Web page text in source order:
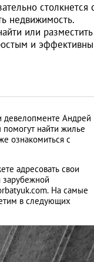
столкнется
недвижимость.
или разместить
и
девелопменте Андрей
найти жилье
ознакомиться с
адресовать свои
зарубежной
. На самые
в следующих